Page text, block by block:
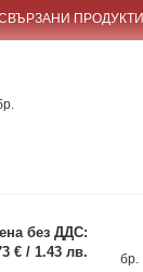
ПРОДУКТИ
без ДДС:
€ / 1.43 лв.
бр.